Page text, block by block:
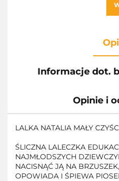
Informacje dot.
Opinie i
LALKA NATALIA MAŁY
ŚLICZNA LALECZKA
NAJMŁODSZYCH
NACISNĄĆ JĄ NA
OPOWIADA I ŚPIEWA